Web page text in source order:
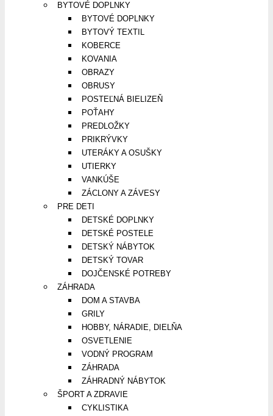
BYTOVÉ DOPLNKY
BYTOVÉ DOPLNKY
BYTOVÝ TEXTIL
KOBERCE
KOVANIA
OBRAZY
OBRUSY
POSTEĽNÁ BIELIZEŇ
POŤAHY
PREDLOŽKY
PRIKRÝVKY
UTERÁKY A OSUŠKY
UTIERKY
VANKÚŠE
ZÁCLONY A ZÁVESY
PRE DETI
DETSKÉ DOPLNKY
DETSKÉ POSTELE
DETSKÝ NÁBYTOK
DETSKÝ TOVAR
DOJČENSKÉ POTREBY
ZÁHRADA
DOM A STAVBA
GRILY
HOBBY, NÁRADIE, DIELŇA
OSVETLENIE
VODNÝ PROGRAM
ZÁHRADA
ZÁHRADNÝ NÁBYTOK
ŠPORT A ZDRAVIE
CYKLISTIKA